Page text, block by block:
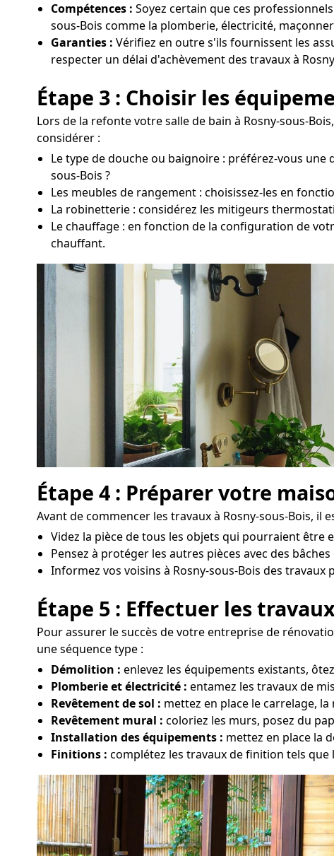
Compétences : Soyez certain que ces
sous-Bois comme la plomberie, électricité,
Garanties : Vérifiez en outre s'ils fournissent les
respecter un délai d'achèvement des travaux à
Étape 3 : Choisir les
Lors de la refonte votre salle de bain à Rosny-sous-
considérer :
Le type de douche ou baignoire : préférez-vous
sous-Bois ?
Les meubles de rangement : choisissez-les en
La robinetterie : considérez les mitigeurs
Le chauffage : en fonction de la configuration de
chauffant.
Étape 4 : Préparer votre
Avant de commencer les travaux à Rosny-sous-Bois,
Videz la pièce de tous les objets qui pourraient être
Pensez à protéger les autres pièces avec des
Informez vos voisins à Rosny-sous-Bois des
Étape 5 : Effectuer les
Pour assurer le succès de votre entreprise de
une séquence type :
Démolition : enlevez les équipements existants,
Plomberie et électricité : entamez les travaux de
Revêtement de sol : mettez en place le carrelage,
Revêtement mural : coloriez les murs, posez du
Installation des équipements : mettez en place la
Finitions : complétez les travaux de finition tels